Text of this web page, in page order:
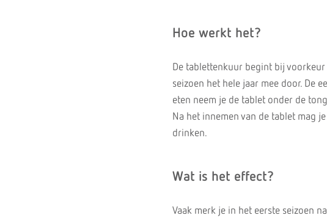
Hoe werkt het?
De tablettenkuur begint bij
seizoen het hele jaar mee door. De
eten neem je de tablet onder de
Na het innemen van de tablet mag
drinken.
Wat is het effect?
Vaak merk je in het eerste seizoen